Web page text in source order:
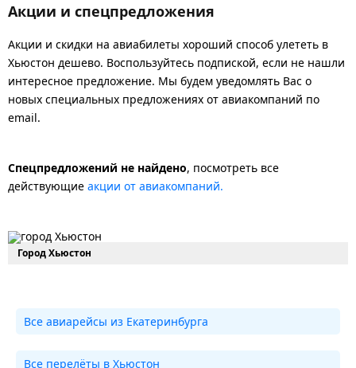
Акции и спецпредложения
Акции и скидки на авиабилеты хороший способ улететь в
Хьюстон дешево. Воспользуйтесь подпиской, если не нашли
интересное предложение. Мы будем уведомлять Вас о
новых специальных предложениях от авиакомпаний по
email.
Спецпредложений не найдено, посмотреть все
действующие акции от авиакомпаний.
Город Хьюстон
Все авиарейсы из Екатеринбурга
Все перелёты в Хьюстон